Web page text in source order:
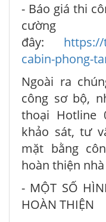
- Báo giá thi
đây:
cabin-phong-
Ngoài ra
công sơ bộ,
thoại Hotline
khảo sát, tư
mặt bằng
hoàn thiện nhà
- MỘT SỐ
HOÀN THIỆN